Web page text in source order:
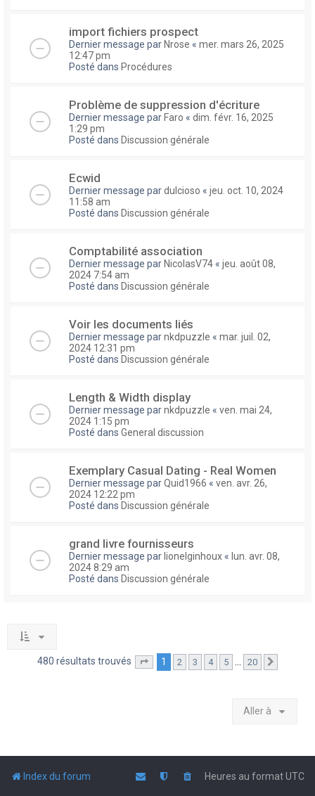
import fichiers prospect
Dernier message par Nrose « mer. mars 26, 2025
12:47 pm
Posté dans Procédures
Problème de suppression d'écriture
Dernier message par Faro « dim. févr. 16, 2025
1:29 pm
Posté dans Discussion générale
Ecwid
Dernier message pardulcioso « jeu. oct. 10, 2024
11:58 am
Posté dans Discussion générale
Comptabilité association
Dernier message par NicolasV74 « jeu. août 08,
2024 7:54 am
Posté dans Discussion générale
Voir les documents liés
Dernier message parnkdpuzzle « mar. juil. 02,
2024 12:31 pm
Posté dans Discussion générale
Length & Width display
Dernier message parnkdpuzzle « ven. mai 24,
2024 1:15 pm
Posté dans General discussion
Exemplary Сasual Dating - Real Women
Dernier message parQuid1966 « ven. avr. 26,
2024 12:22 pm
Posté dans Discussion générale
grand livre fournisseurs
Dernier message par lionelginhoux « lun. avr. 08,
2024 8:29 am
Posté dans Discussion générale
480 résultats trouvés Page sur20
1 2 3 4 5 … 20
Aller à
Index du forum Heures au formatUTC